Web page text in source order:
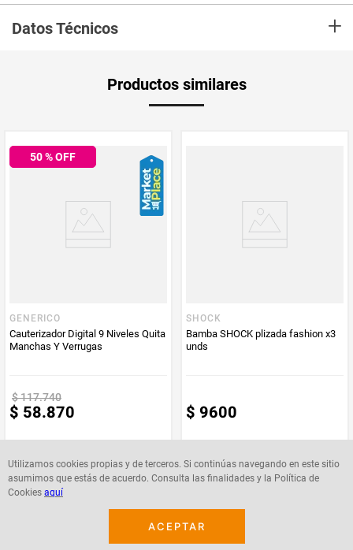
Utilizamos cookies propias y de terceros. Si continúas navegando en este sitio
asumimos que estás de acuerdo. Consulta las finalidades y la Política de
Cookies aquí
ACEPTAR
línea de maquillaje o una colección de ropa. Para presentarse en una
reunión empresarial ya sea de día o de noche. En un asado con amigos en
Datos Técnicos +
PUM - Medida 1
Unidad
Productos similares
50% OFF
GENERICO
Cauterizador Digital 9 Niveles Quita
Manchas Y Verrugas
$117.740
$ 58.870
SHOCK
Bamba SHOCK plizada fashion x3
unds
$ 9600